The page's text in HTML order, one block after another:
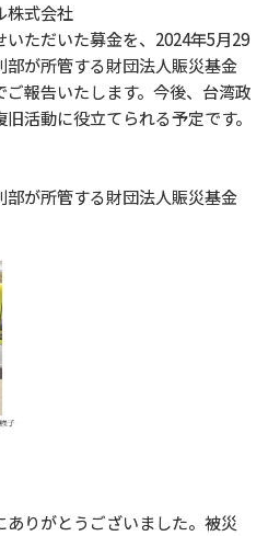
株式会社
ただいた募金を、2024年5月29
が所管する財団法人賑災基金
報告いたします。今後、台湾政
活動に役立てられる予定です。
が所管する財団法人賑災基金
りがとうございました。被災